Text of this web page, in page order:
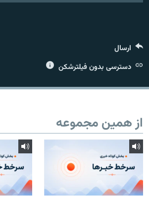
ارسال
دسترسی بدون فیلترشکن
از همین مجموعه